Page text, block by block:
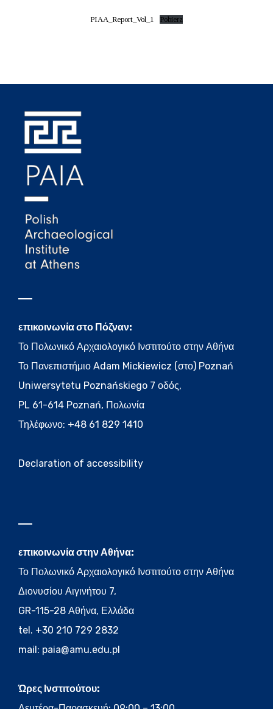
PIAA_Report_Vol_1 Pobierz
επικοινωνία στο Πόζναν:
Το Πολωνικό Αρχαιολογικό Ινστιτούτο στην Αθήνα
Το Πανεπιστήμιο Adam Mickiewicz (στο) Poznań
Uniwersytetu Poznańskiego 7 οδός,
PL 61-614 Poznań, Πολωνία
Τηλέφωνο: +48 61 829 1410
Declaration of accessibility
επικοινωνία στην Αθήνα:
Το Πολωνικό Αρχαιολογικό Ινστιτούτο στην Αθήνα
Διονυσίου Αιγινήτου 7,
GR-115-28 Αθήνα, Ελλάδα
tel. +30 210 729 2832
mail: paia@amu.edu.pl
Ώρες Ινστιτούτου: